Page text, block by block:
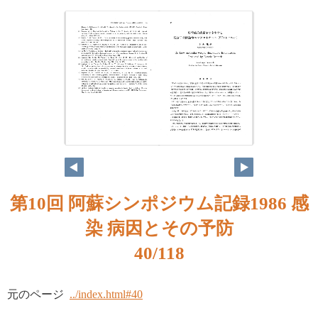
第10回 阿蘇シンポジウム記録1986 感
染 病因とその予防
40/118
元のページ ../index.html#40